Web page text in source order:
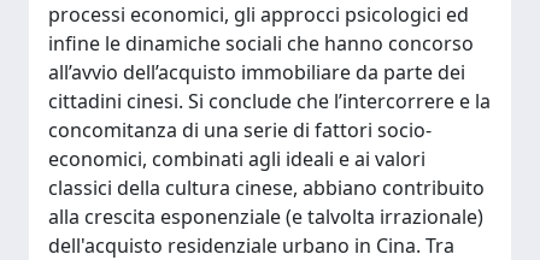
processi economici, gli approcci psicologici ed
infine le dinamiche sociali che hanno concorso
all’avvio dell’acquisto immobiliare da parte dei
cittadini cinesi. Si conclude che l’intercorrere e la
concomitanza di una serie di fattori socio-
economici, combinati agli ideali e ai valori
classici della cultura cinese, abbiano contribuito
alla crescita esponenziale (e talvolta irrazionale)
dell'acquisto residenziale urbano in Cina. Tra